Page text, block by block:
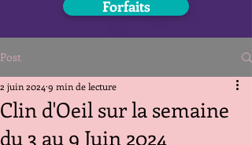
Forfaits
Post
Clin d'Oeil sur la semaine
du 3 au 9 Juin 2024
2 juin 2024 9 min de lecture